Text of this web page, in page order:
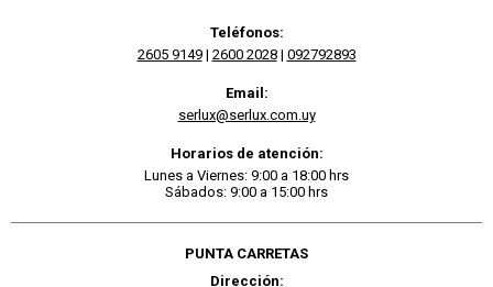
Teléfonos:
2605 9149| 2600 2028| 092792893
Email:
serlux@serlux.com.uy
Horarios de atención:
Lunes a Viernes: 9:00 a 18:00 hrs
Sábados: 9:00 a 15:00 hrs
PUNTA CARRETAS
Dirección: